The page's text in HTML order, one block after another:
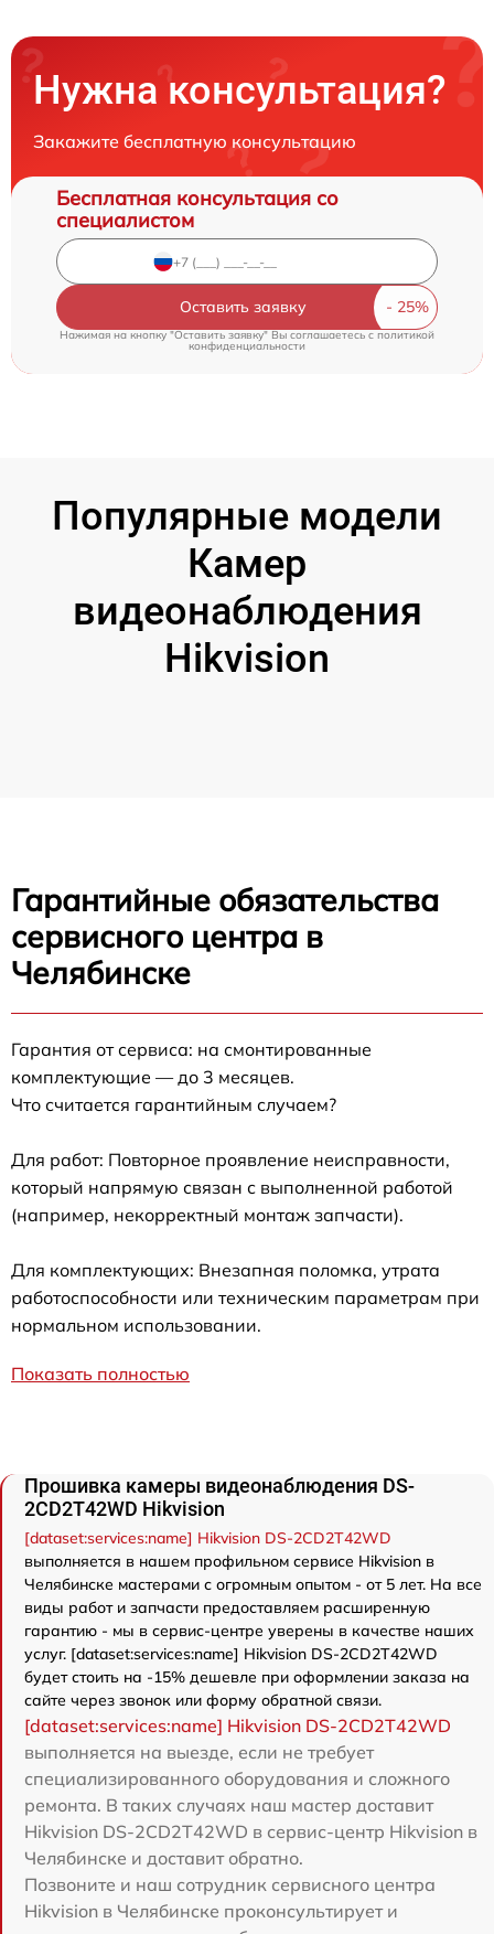
Нужна консультация?
Закажите бесплатную консультацию
Бесплатная консультация со
специалистом
Оставить заявку
Нажимая на кнопку "Оставить заявку" Вы соглашаетесь cполитикой
конфиденциальности
Популярные модели
Камер
видеонаблюдения
Hikvision
Гарантийные обязательства
сервисного центра в
Челябинске
Гарантия от сервиса: на смонтированные
комплектующие — до 3 месяцев.
Что считается гарантийным случаем?
Для работ: Повторное проявление неисправности,
который напрямую связан с выполненной работой
(например, некорректный монтаж запчасти).
Для комплектующих: Внезапная поломка, утрата
работоспособности или техническим параметрам при
нормальном использовании.
Показать полностью
Прошивка камеры видеонаблюдения DS-
2CD2T42WD Hikvision
[dataset:services:name] Hikvision DS-2CD2T42WD
выполняется в нашем профильном сервисе Hikvision в
Челябинске мастерами с огромным опытом - от 5 лет. На все
виды работ и запчасти предоставляем расширенную
гарантию - мы в сервис-центре уверены в качестве наших
услуг. [dataset:services:name] Hikvision DS-2CD2T42WD
будет стоить на -15% дешевле при оформлении заказа на
сайте через звонок или форму обратной связи.
[dataset:services:name] Hikvision DS-2CD2T42WD
выполняется на выезде, если не требует
специализированного оборудования и сложного
ремонта. В таких случаях наш мастер доставит
Hikvision DS-2CD2T42WD в сервис-центр Hikvision в
Челябинске и доставит обратно.
Позвоните и наш сотрудник сервисного центра
Hikvision в Челябинске проконсультирует и